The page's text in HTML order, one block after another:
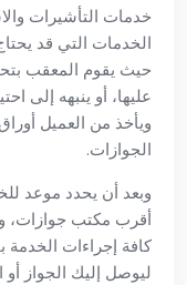
خدمات التأشيرات
الخدمات التي قد
حيث يقوم المعقب
عليها، أو ينبهه إلى
ويأخذ من العميل
الجوازات.
وبعد أن يحدد موعد
أقرب مكتب جوازات،
كافة إجراءات الخدمة
ليوصل إليك الجواز أو